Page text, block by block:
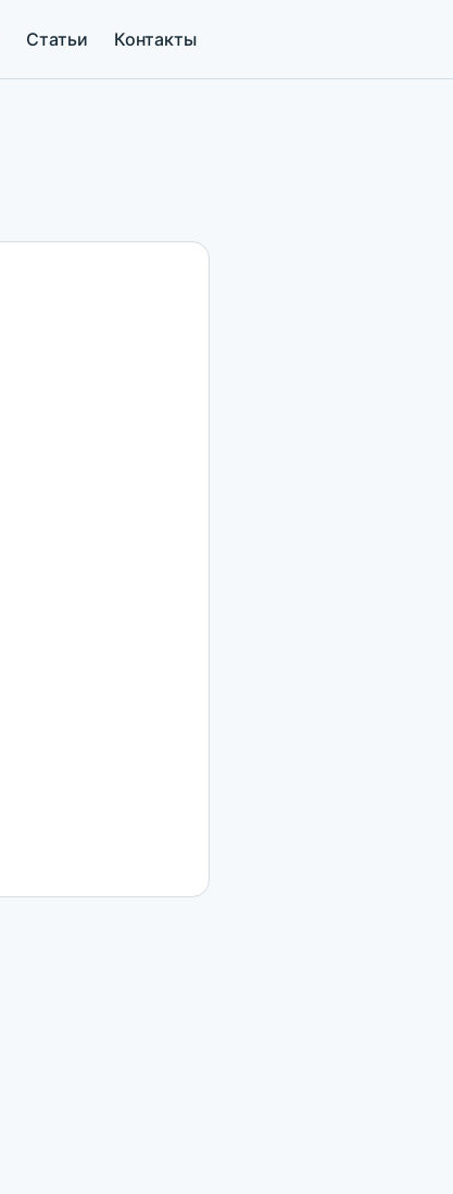
Статьи Контакты